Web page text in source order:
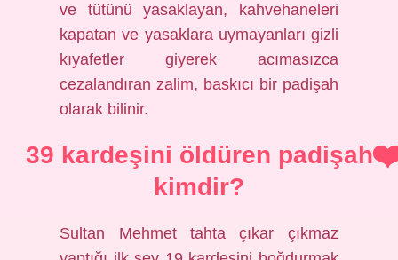
ve tütünü yasaklayan, kahvehaneleri
kapatan ve yasaklara uymayanları gizli
kıyafetler giyerek acımasızca
cezalandıran zalim, baskıcı bir padişah
olarak bilinir.
39 kardeşini öldüren padişah
kimdir?
Sultan Mehmet tahta çıkar çıkmaz